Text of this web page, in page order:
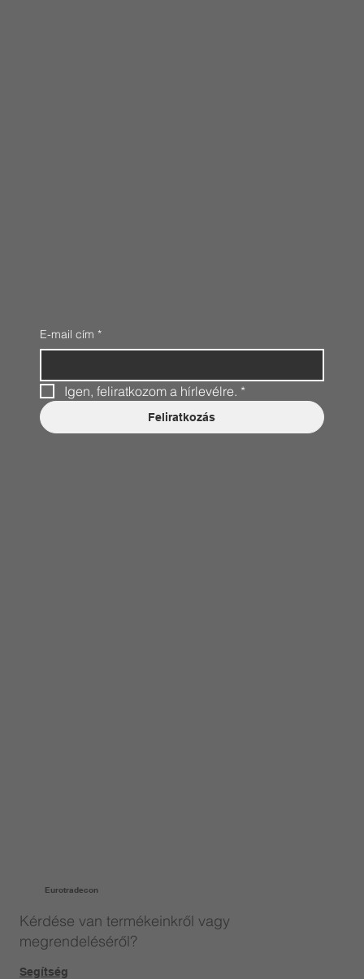
Eurotradecon
Kérdése van termékeinkről vagy
megrendeléséről?
Segítség
E-mail cím *
Igen, feliratkozom a hírlevélre. *
Feliratkozás